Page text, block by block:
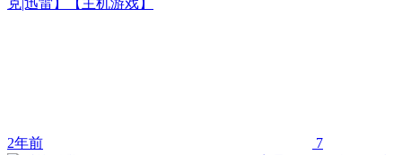
克|迅雷】【主机游戏】
2年前 7